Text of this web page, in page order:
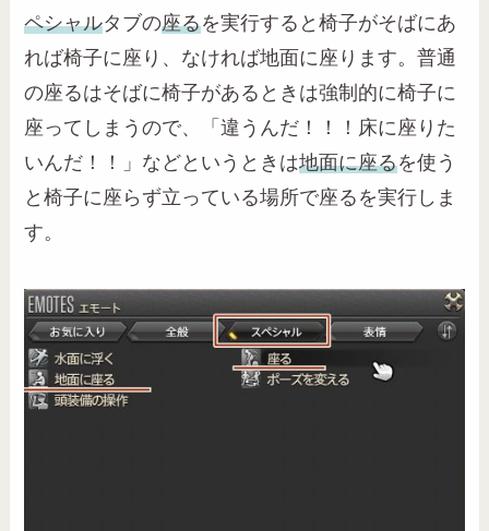
ペシャルタブの座るを実行すると椅子がそばにあ
れば椅子に座り、なければ地面に座ります。普通
の座るはそばに椅子があるときは強制的に椅子に
座ってしまうので、「違うんだ！！！床に座りた
いんだ！！」などというときは地面に座るを使う
と椅子に座らず立っている場所で座るを実行しま
す。